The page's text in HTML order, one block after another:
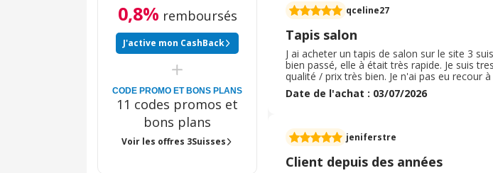
0,8% remboursés
J'active mon CashBack
CODE PROMO ET BONS PLANS
11 codes promos et
bons plans
Voir les offres 3Suisses
qceline27
Tapis salon
J ai acheter un tapis de salon sur le site 3
bien passé, elle à était très rapide. Je suis
qualité / prix très bien. Je n'ai pas eu recour
un pourcentage sur ma commande, je
rien!
Date de l'achat : 03/07/2026
jeniferstre
Client depuis des années